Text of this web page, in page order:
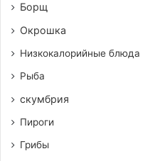
Борщ
Окрошка
Низкокалорийные блюда
Рыба
скумбрия
Пироги
Грибы